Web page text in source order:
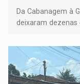
Da Cabanagem à
deixaram
territoriais e